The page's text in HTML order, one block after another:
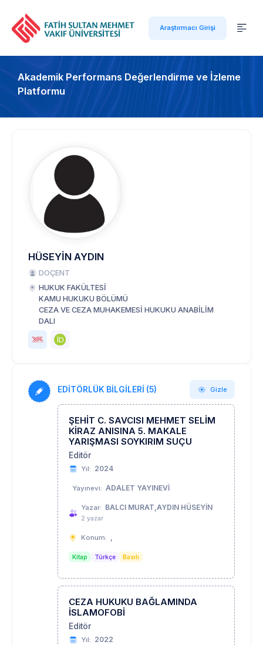
Araştırmacı Girişi
Akademik Performans Değerlendirme ve İzleme
Platformu
HÜSEYİN AYDIN
DOÇENT
HUKUK FAKÜLTESİ
KAMU HUKUKU BÖLÜMÜ
CEZA VE CEZA MUHAKEMESİ HUKUKU ANABİLİM
DALI
EDİTÖRLÜK BİLGİLERİ (5) Gizle
ŞEHİT C. SAVCISI MEHMET SELİM
KİRAZ ANISINA 5. MAKALE
YARIŞMASI SOYKIRIM SUÇU
Editör
Yıl: 2024
Yayınevi: ADALET YAYINEVİ
Yazar: BALCI MURAT,AYDIN HÜSEYİN
2 yazar
Konum: ,
Kitap Türkçe Basılı
CEZA HUKUKU BAĞLAMINDA
İSLAMOFOBİ
Editör
Yıl: 2022